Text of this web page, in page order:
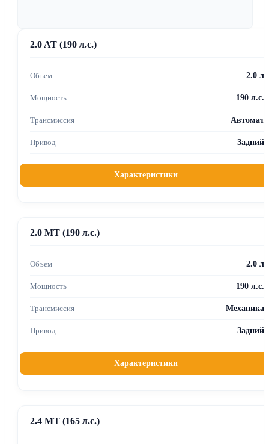
2.0 AT (190 л.с.)
2.0 л
190 л.с.
Автомат
Задний
Характеристики
2.0 MT (190 л.с.)
2.0 л
190 л.с.
Механика
Задний
Характеристики
2.4 MT (165 л.с.)